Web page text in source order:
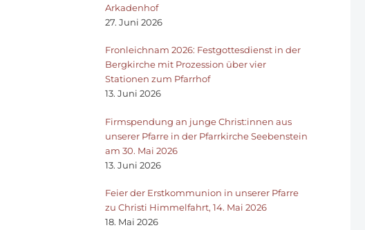
Arkadenhof
27. Juni 2026
Fronleichnam 2026: Festgottesdienst in der
Bergkirche mit Prozession über vier
Stationen zum Pfarrhof
13. Juni 2026
Firmspendung an junge Christ:innen aus
unserer Pfarre in der Pfarrkirche Seebenstein
am 30. Mai 2026
13. Juni 2026
Feier der Erstkommunion in unserer Pfarre
zu Christi Himmelfahrt, 14. Mai 2026
18. Mai 2026